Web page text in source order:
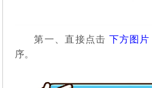
第一、直接点击 下方图片
序。